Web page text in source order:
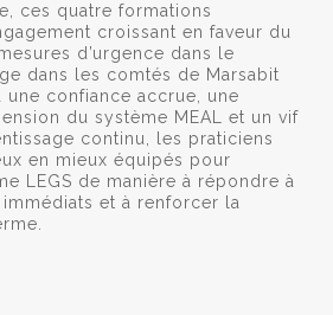
ces quatre formations
croissant en faveur du
d’urgence dans le
dans les comtés de Marsabit
une confiance accrue, une
du système MEAL et un vif
continu, les praticiens
en mieux équipés pour
LEGS de manière à répondre à
et à renforcer la